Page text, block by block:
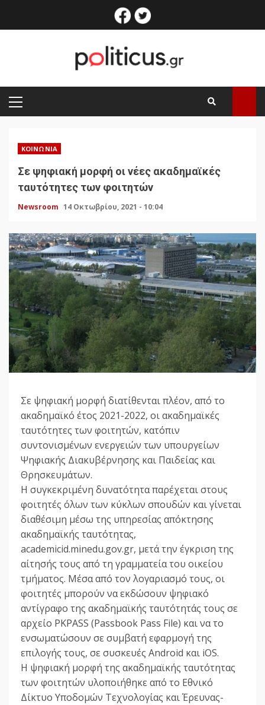
facebook
PRIMARY
MENU
ΚΟΙΝΩΝΊΑ
Σε ψηφιακή μορφή οι νέες ακαδημαϊκές
ταυτότητες των φοιτητών
Newsroom 14 Οκτωβρίου, 2021 - 10:04
Σε ψηφιακή μορφή διατίθενται πλέον, από το
ακαδημαϊκό έτος 2021-2022, οι ακαδημαϊκές
ταυτότητες των φοιτητών, κατόπιν
συντονισμένων ενεργειών των υπουργείων
Ψηφιακής Διακυβέρνησης και Παιδείας και
Θρησκευμάτων.
Η συγκεκριμένη δυνατότητα παρέχεται στους
φοιτητές όλων των κύκλων σπουδών και γίνεται
διαθέσιμη μέσω της υπηρεσίας απόκτησης
ακαδημαϊκής ταυτότητας,
academicid.minedu.gov.gr, μετά την έγκριση της
αίτησής τους από τη γραμματεία του οικείου
τμήματος. Μέσα από τον λογαριασμό τους, οι
φοιτητές μπορούν να εκδώσουν ψηφιακό
αντίγραφο της ακαδημαϊκής ταυτότητάς τους σε
αρχείο PKPASS (Passbook Pass File) και να το
ενσωματώσουν σε συμβατή εφαρμογή της
επιλογής τους, σε συσκευές Android και iOS.
Η ψηφιακή μορφή της ακαδημαϊκής ταυτότητας
των φοιτητών υλοποιήθηκε από το Εθνικό
Δίκτυο Υποδομών Τεχνολογίας και Έρευνας-